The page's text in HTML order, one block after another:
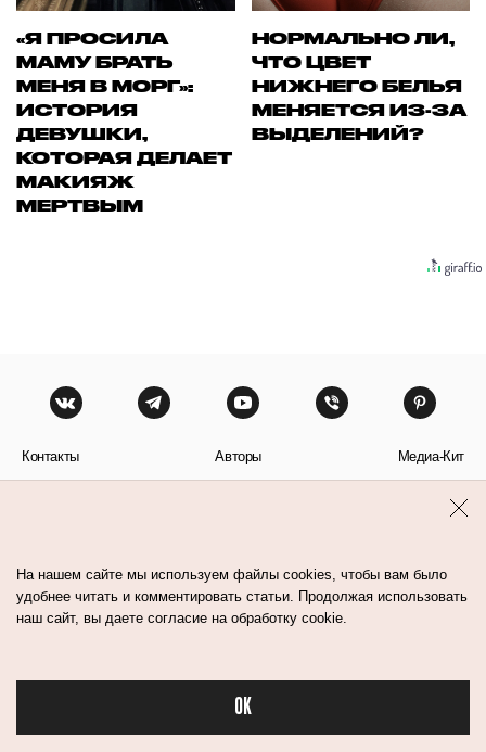
«Я ПРОСИЛА
МАМУ БРАТЬ
МЕНЯ В МОРГ»:
ИСТОРИЯ
ДЕВУШКИ,
КОТОРАЯ ДЕЛАЕТ
МАКИЯЖ
МЕРТВЫМ
НОРМАЛЬНО ЛИ,
ЧТО ЦВЕТ
НИЖНЕГО БЕЛЬЯ
МЕНЯЕТСЯ ИЗ-ЗА
ВЫДЕЛЕНИЙ?
Контакты Авторы Медиа-Кит
На нашем сайте мы используем файлы cookies, чтобы вам было
удобнее читать и комментировать статьи. Продолжая использовать
наш сайт, вы даете согласие на обработку cookie.
OK